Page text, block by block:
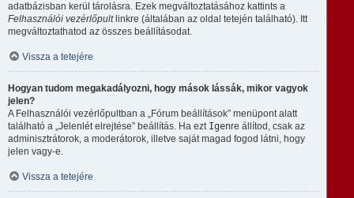
adatbázisban kerül tárolásra. Ezek megváltoztatásához kattints a
Felhasználói vezérlőpultlinkre (általában az oldal tetején található). Itt
megváltoztathatod az összes beállításodat.
Vissza a tetejére
Hogyan tudom megakadályozni, hogy mások lássák, mikor vagyok
jelen?
A Felhasználói vezérlőpultban a „Fórum beállítások” menüpont alatt
található a „Jelenlét elrejtése” beállítás. Ha ezt Igenre állítod, csak az
adminisztrátorok, a moderátorok, illetve saját magad fogod látni, hogy
jelen vagy-e.
Vissza a tetejére